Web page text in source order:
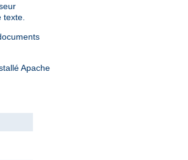
Apache